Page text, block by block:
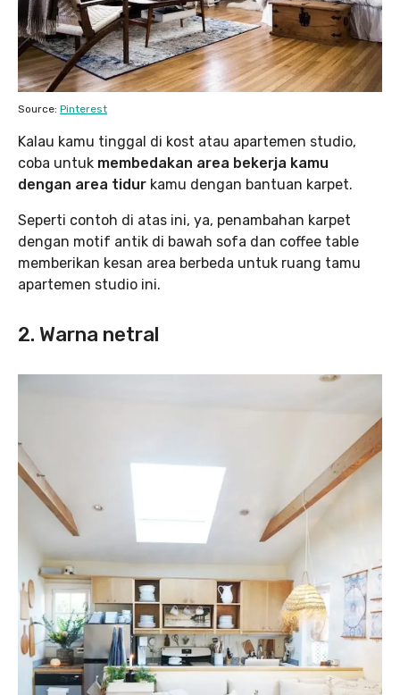
Source: Pinterest
Kalau kamu tinggal di kost atau apartemen studio,
coba untuk membedakan area bekerja kamu
dengan area tidur kamu dengan bantuan karpet.
Seperti contoh di atas ini, ya, penambahan karpet
dengan motif antik di bawah sofa dan coffee table
memberikan kesan area berbeda untuk ruang tamu
apartemen studio ini.
2. Warna netral